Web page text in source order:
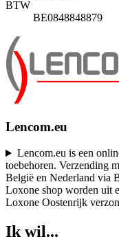
BTW
BE0848848879
Lencom.eu
Lencom.eu is een
toebehoren. Verzending
België en Nederland via
Loxone shop worden uit
Loxone Oostenrijk
Ik wil...